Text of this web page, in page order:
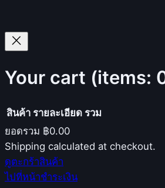
Your cart (items:
Products
in
สินค้า รายละเอียด รวม
ยอดรวม ฿0.00
Shipping calculated at checkout.
ดูตะกร้าสินค้า
ไปที่หน้าชำระเงิน